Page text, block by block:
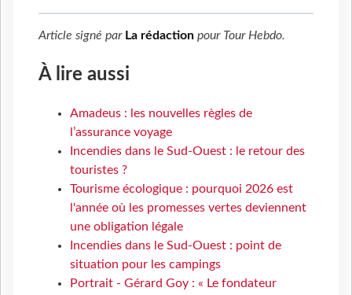
Article signé par La rédaction pour Tour Hebdo.
À lire aussi
Amadeus : les nouvelles règles de
l’assurance voyage
Incendies dans le Sud-Ouest : le retour des
touristes ?
Tourisme écologique : pourquoi 2026 est
l'année où les promesses vertes deviennent
une obligation légale
Incendies dans le Sud-Ouest : point de
situation pour les campings
Portrait - Gérard Goy : « Le fondateur